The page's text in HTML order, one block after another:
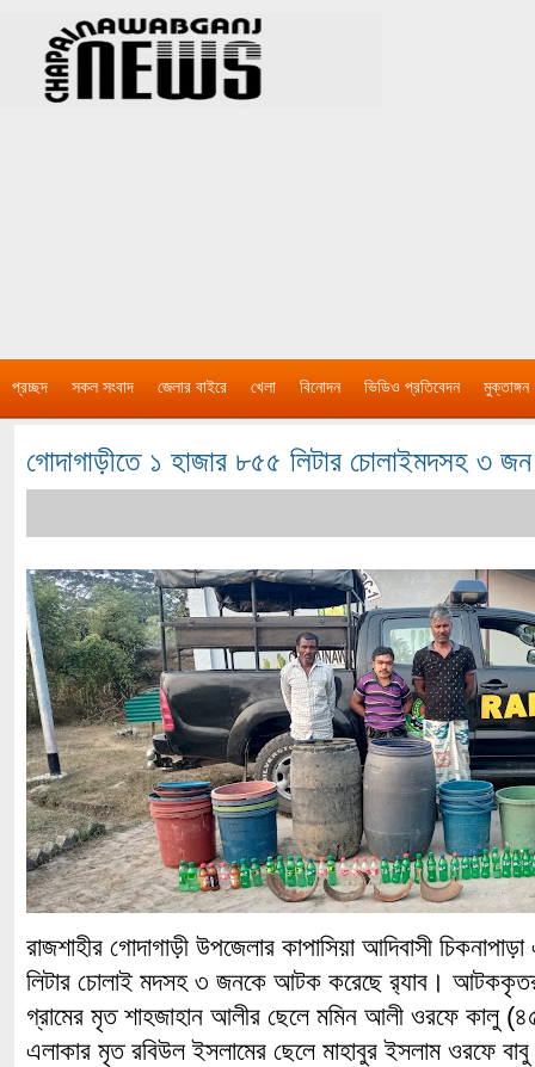
প্রচ্ছদ সকল সংবাদ জেলার বাইরে খেলা বিনোদন ভিডিও প্রতিবেদন মুক্তাঙ্গন
গোদাগাড়ীতে ১ হাজার ৮৫৫ লিটার চোলাইমদসহ ৩
রাজশাহীর গোদাগাড়ী উপজেলার কাপাসিয়া আদিবাসী
লিটার চোলাই মদসহ ৩ জনকে আটক করেছে র‌্যাব। আটককৃতরা
গ্রামের মৃত শাহজাহান আলীর ছেলে মমিন আলী ওরফে কালু
এলাকার মৃত রবিউল ইসলামের ছেলে মাহাবুর ইসলাম ওরফে